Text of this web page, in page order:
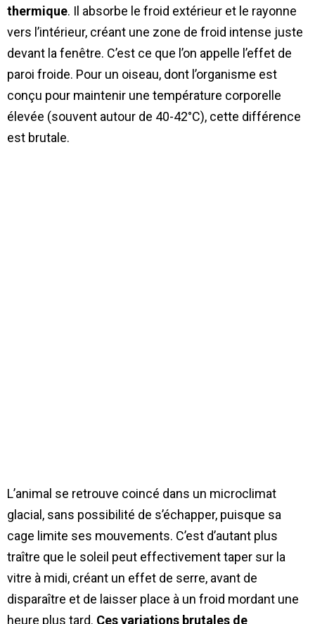
thermique. Il absorbe le froid extérieur et le rayonne
vers l’intérieur, créant une zone de froid intense juste
devant la fenêtre. C’est ce que l’on appelle l’effet de
paroi froide. Pour un oiseau, dont l’organisme est
conçu pour maintenir une température corporelle
élevée (souvent autour de 40-42°C), cette différence
est brutale.
L’animal se retrouve coincé dans un microclimat
glacial, sans possibilité de s’échapper, puisque sa
cage limite ses mouvements. C’est d’autant plus
traître que le soleil peut effectivement taper sur la
vitre à midi, créant un effet de serre, avant de
disparaître et de laisser place à un froid mordant une
heure plus tard. Ces variations brutales de